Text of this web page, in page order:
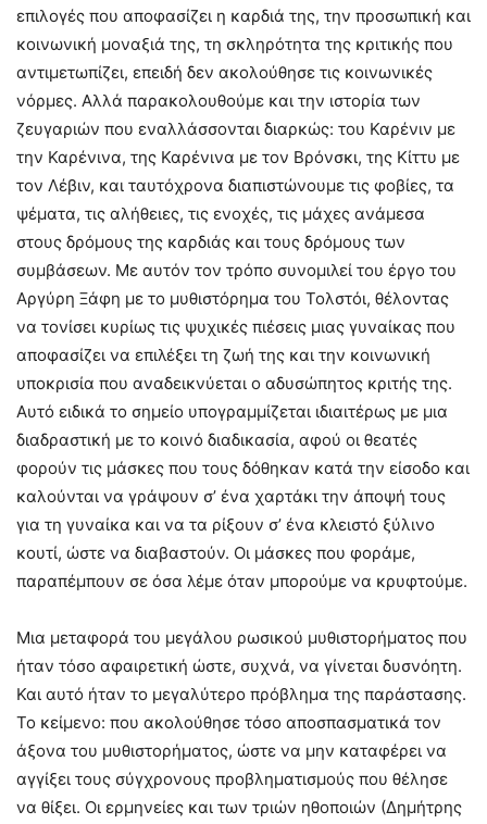
επιλογές που αποφασίζει η καρδιά της, την προσωπική και
κοινωνική μοναξιά της, τη σκληρότητα της κριτικής που
αντιμετωπίζει, επειδή δεν ακολούθησε τις κοινωνικές
νόρμες. Αλλά παρακολουθούμε και την ιστορία των
ζευγαριών που εναλλάσσονται διαρκώς: του Καρένιν με
την Καρένινα, της Καρένινα με τον Βρόνσκι, της Κίττυ με
τον Λέβιν, και ταυτόχρονα διαπιστώνουμε τις φοβίες, τα
ψέματα, τις αλήθειες, τις ενοχές, τις μάχες ανάμεσα
στους δρόμους της καρδιάς και τους δρόμους των
συμβάσεων. Με αυτόν τον τρόπο συνομιλεί του έργο του
Αργύρη Ξάφη με το μυθιστόρημα του Τολστόι, θέλοντας
να τονίσει κυρίως τις ψυχικές πιέσεις μιας γυναίκας που
αποφασίζει να επιλέξει τη ζωή της και την κοινωνική
υποκρισία που αναδεικνύεται ο αδυσώπητος κριτής της.
Αυτό ειδικά το σημείο υπογραμμίζεται ιδιαιτέρως με μια
διαδραστική με το κοινό διαδικασία, αφού οι θεατές
φορούν τις μάσκες που τους δόθηκαν κατά την είσοδο και
καλούνται να γράψουν σ’ ένα χαρτάκι την άποψή τους
για τη γυναίκα και να τα ρίξουν σ’ ένα κλειστό ξύλινο
κουτί, ώστε να διαβαστούν. Οι μάσκες που φοράμε,
παραπέμπουν σε όσα λέμε όταν μπορούμε να κρυφτούμε.
Μια μεταφορά του μεγάλου ρωσικού μυθιστορήματος που
ήταν τόσο αφαιρετική ώστε, συχνά, να γίνεται δυσνόητη.
Και αυτό ήταν το μεγαλύτερο πρόβλημα της παράστασης.
Το κείμενο: που ακολούθησε τόσο αποσπασματικά τον
άξονα του μυθιστορήματος, ώστε να μην καταφέρει να
αγγίξει τους σύγχρονους προβληματισμούς που θέλησε
να θίξει. Οι ερμηνείες και των τριών ηθοποιών (Δημήτρης